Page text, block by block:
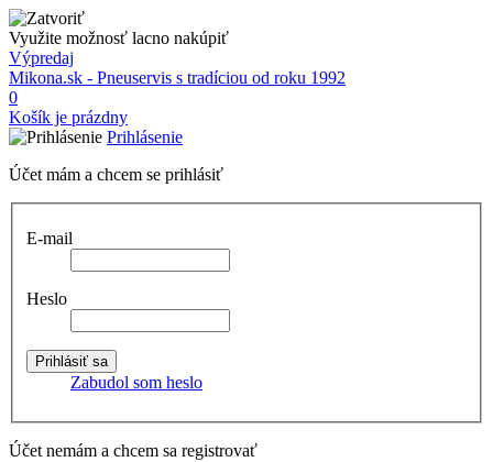
Využite možnosť lacno nakúpiť
Výpredaj
Mikona.sk - Pneuservis s tradíciou od roku 1992
0
Košík je prázdny
Prihlásenie
Účet mám a chcem se prihlásiť
E-mail
Heslo
Zabudol som heslo
Účet nemám a chcem sa registrovať